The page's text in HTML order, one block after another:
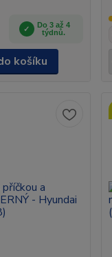
Do 3 až 4
týdnů.
košíku